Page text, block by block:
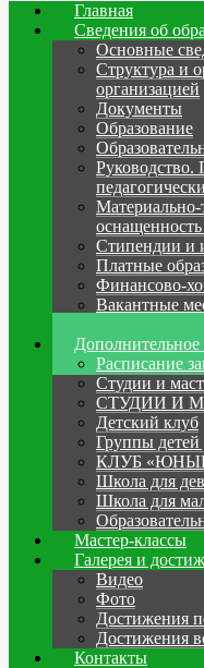
Главная
Сведения об
Основные
Структура и
организацией
Документы
Образование
Руководство.
Материально-
оснащенность
Стипендии и
Платные
Финансово-
Вакантные
Дополнительное
Расписание
Студии и
СТУДИИ И
Детский клуб
Группы детей
КЛУБ
Школа для
Школа для
Мастер-классы
Галерея и
Видео
Фото
Достижения
Достижения
Контакты